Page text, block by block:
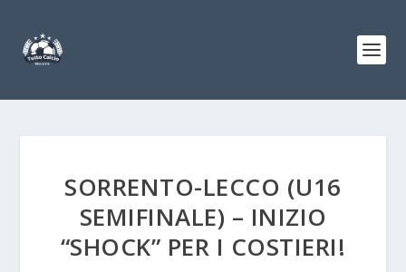
SORRENTO-LECCO (U16
SEMIFINALE) – INIZIO
“SHOCK” PER I COSTIERI!